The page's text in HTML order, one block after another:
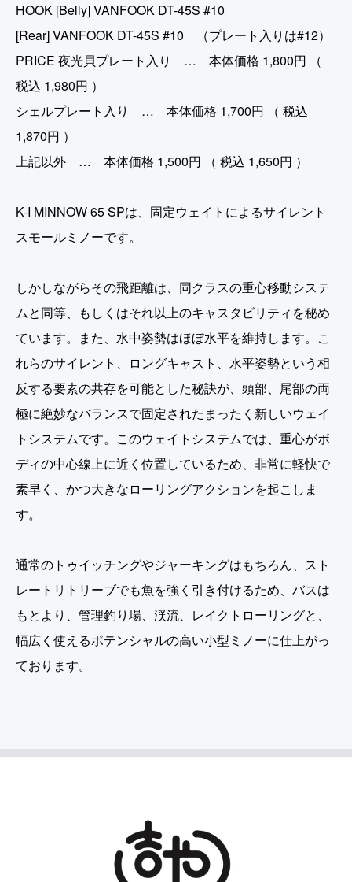
HOOK [Belly] VANFOOK DT-45S #10
[Rear] VANFOOK DT-45S #10 （プレート入りは#12）
PRICE 夜光貝プレート入り … 本体価格 1,800円 （
税込 1,980円 ）
シェルプレート入り … 本体価格 1,700円 （ 税込
1,870円 ）
上記以外 … 本体価格 1,500円 （ 税込 1,650円 ）
K-I MINNOW 65 SPは、固定ウェイトによるサイレント
スモールミノーです。
しかしながらその飛距離は、同クラスの重心移動システ
ムと同等、もしくはそれ以上のキャスタビリティを秘め
ています。また、水中姿勢はほぼ水平を維持します。こ
れらのサイレント、ロングキャスト、水平姿勢という相
反する要素の共存を可能とした秘訣が、頭部、尾部の両
極に絶妙なバランスで固定されたまったく新しいウェイ
トシステムです。このウェイトシステムでは、重心がボ
ディの中心線上に近く位置しているため、非常に軽快で
素早く、かつ大きなローリングアクションを起こしま
す。
通常のトゥイッチングやジャーキングはもちろん、スト
レートリトリーブでも魚を強く引き付けるため、バスは
もとより、管理釣り場、渓流、レイクトローリングと、
幅広く使えるポテンシャルの高い小型ミノーに仕上がっ
ております。